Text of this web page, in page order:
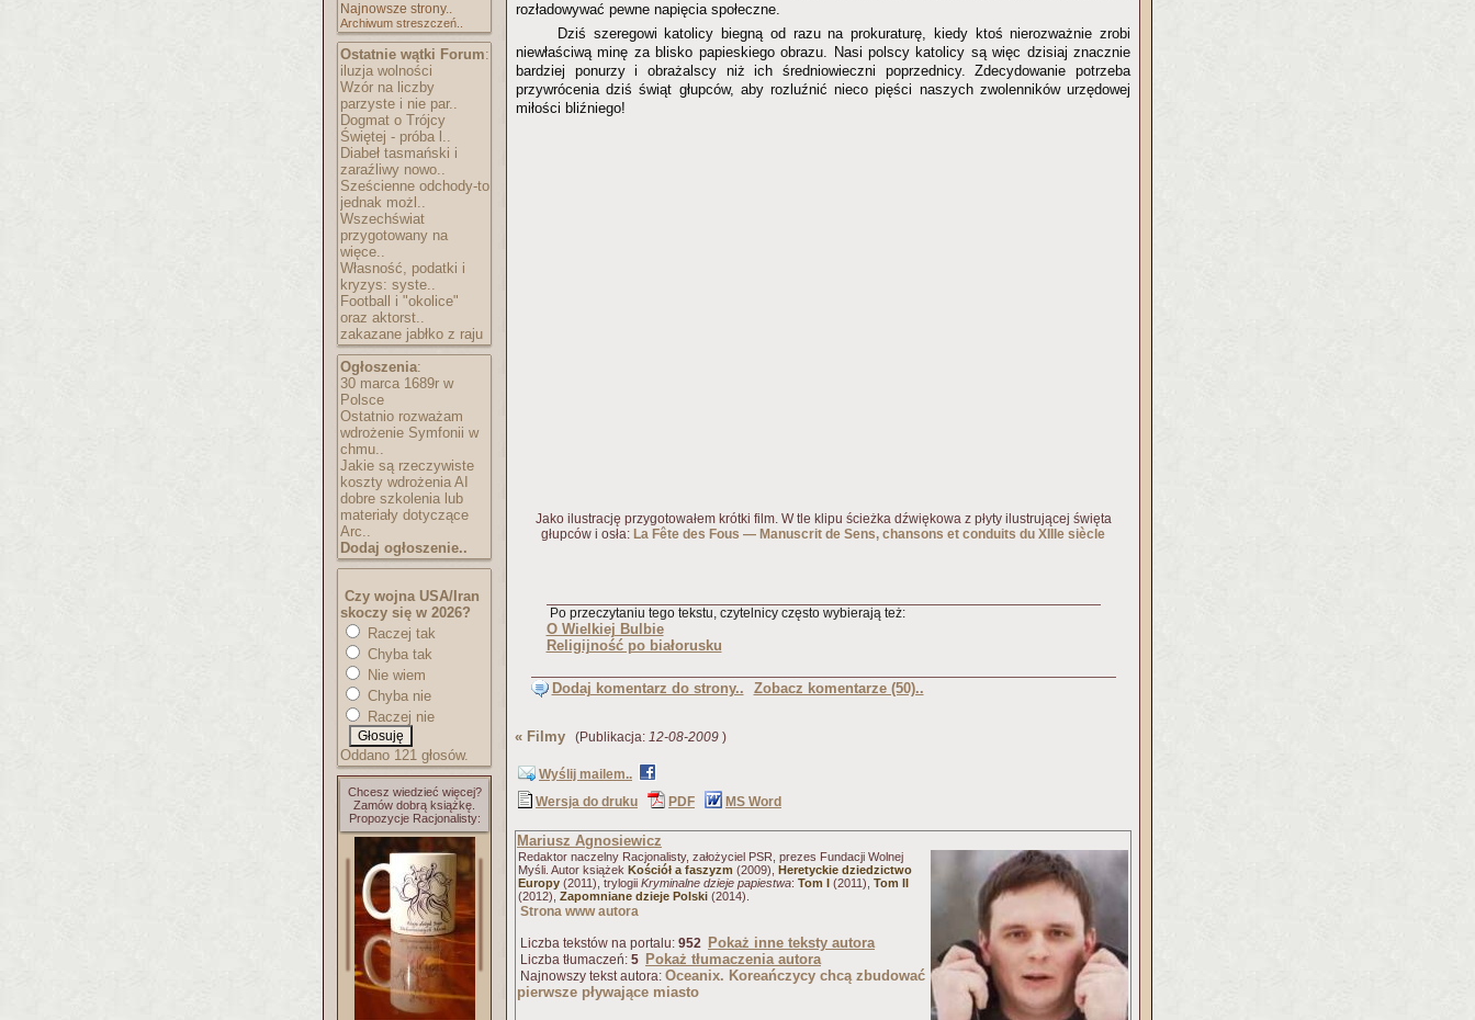
Najnowsze strony..
Archiwum streszczeń..
Ostatnie wątki Forum:
iluzja wolności
Wzór na liczby
parzyste i nie par..
Dogmat o Trójcy
Świętej - próba l..
Diabeł tasmański i
zaraźliwy nowo..
Sześcienne odchody-to
jednak możl..
Wszechświat
przygotowany na
więce..
Własność, podatki i
kryzys: syste..
Football i "okolice"
oraz aktorst..
zakazane jabłko z raju
Ogłoszenia:
30 marca 1689r w
Polsce
Ostatnio rozważam
wdrożenie Symfonii w
chmu..
Jakie są rzeczywiste
koszty wdrożenia AI
dobre szkolenia lub
materiały dotyczące
Arc..
Dodaj ogłoszenie..
Czy wojna USA/Iran
skoczy się w 2026?
Raczej tak
Chyba tak
Nie wiem
Chyba nie
Raczej nie
Oddano 121 głosów.
Chcesz wiedzieć więcej?
Zamów dobrą książkę.
Propozycje Racjonalisty:
rozładowywać pewne napięcia społeczne.
Dziś szeregowi katolicy biegną od razu na prokuraturę, kiedy ktoś nierozważnie zrobi
niewłaściwą minę za blisko papieskiego obrazu. Nasi polscy katolicy są więc dzisiaj znacznie
bardziej ponurzy i obrażalscy niż ich średniowieczni poprzednicy. Zdecydowanie potrzeba
przywrócenia dziś świąt głupców, aby rozluźnić nieco pięści naszych zwolenników urzędowej
miłości bliźniego!
Jako ilustrację przygotowałem krótki film. W tle klipu ścieżka dźwiękowa z płyty ilustrującej święta
głupców i osła: La Fête des Fous — Manuscrit de Sens, chansons et conduits du XIIIe siècle
Po przeczytaniu tego tekstu, czytelnicy często wybierają też:
O Wielkiej Bulbie
Religijność po białorusku
Dodaj komentarz do strony.. Zobacz komentarze (50)..
« Filmy (Publikacja: 12-08-2009 )
Wyślij mailem..
Wersja do druku
PDF MS Word
Mariusz Agnosiewicz
Redaktor naczelny Racjonalisty, założyciel PSR, prezes Fundacji Wolnej
Myśli. Autor książek Kościół a faszyzm (2009), Heretyckie dziedzictwo
Europy (2011), trylogii Kryminalne dzieje papiestwa: Tom I (2011), Tom II
(2012), Zapomniane dzieje Polski (2014).
Strona www autora
Liczba tekstów na portalu: 952 Pokaż inne teksty autora
Liczba tłumaczeń: 5 Pokaż tłumaczenia autora
Najnowszy tekst autora: Oceanix. Koreańczycy chcą zbudować
pierwsze pływające miasto